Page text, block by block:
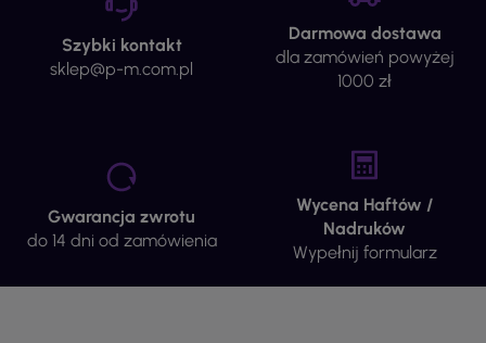
Szybki kontakt
sklep@p-m.com.pl
Darmowa dostawa
dla zamówień powyżej
1000 zł
Gwarancja zwrotu
do 14 dni od zamówienia
Wycena Haftów /
Nadruków
Wypełnij formularz